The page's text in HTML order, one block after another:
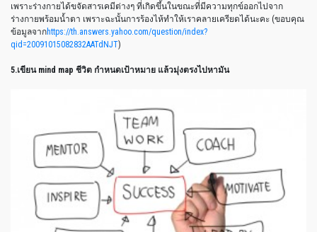
เพราะร่างกายได้ขจัดสารเคมีต่างๆ ที่เกิดขึ้นในขณะที่มีความทุกข์ออกไปจาก
ร่างกายพร้อมน้ำตา เพราะฉะนั้นการร้องไห้ทำให้เราคลายเครียดได้นะคะ (ขอบคุณ
ข้อมูลจากhttps://th.answers.yahoo.com/question/index?
qid=20091015082832AATdNJT)
5.เขียน mind map ชีวิต กำหนดเป้าหมาย แล้วมุ่งตรงไปหามัน